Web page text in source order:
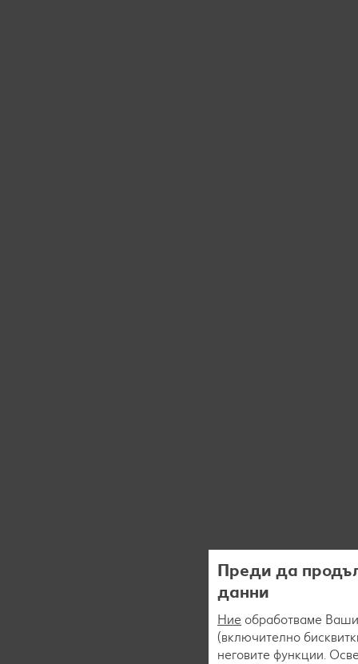
Преди да
данни
Ние обработваме
(включително
неговите функции.